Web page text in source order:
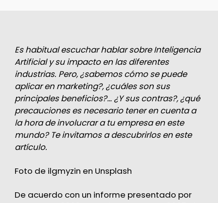
Es habitual escuchar hablar sobre Inteligencia
Artificial y su impacto en las diferentes
industrias. Pero, ¿sabemos cómo se puede
aplicar en marketing?, ¿cuáles son sus
principales beneficios?… ¿Y sus contras?, ¿qué
precauciones es necesario tener en cuenta a
la hora de involucrar a tu empresa en este
mundo? Te invitamos a descubrirlos en este
artículo.
Foto de ilgmyzin en Unsplash
De acuerdo con un informe presentado por